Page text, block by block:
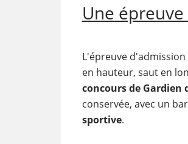
Une
L'épreuve
en hauteur, saut en
concours de Gardien
conservée, avec un
sportive.